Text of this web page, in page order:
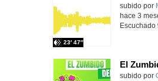
Contenido
subido por
23′ 47″
hace 3
Escuchado
subido por